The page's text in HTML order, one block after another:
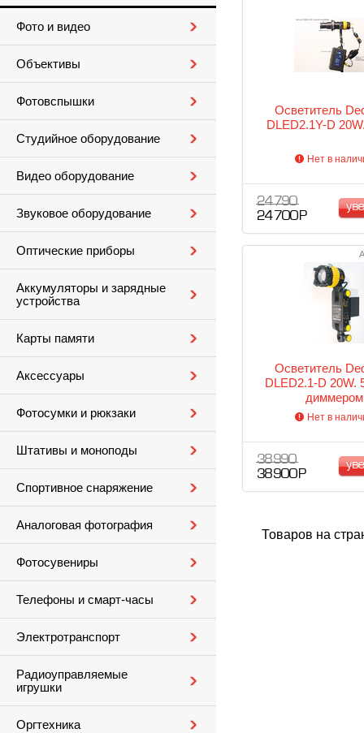
Фото и видео
Объективы
Фотовспышки
Студийное оборудование
Видео оборудование
Звуковое оборудование
Оптические приборы
Аккумуляторы и зарядные
устройства
Карты памяти
Аксессуары
Фотосумки и рюкзаки
Штативы и моноподы
Спортивное снаряжение
Аналоговая фотография
Фотосувениры
Телефоны и смарт-часы
Электротранспорт
Радиоуправляемые
игрушки
Оргтехника
Осветитель
DLED2.1Y-D
Нет в
24 790
24 700 Р
Осветитель
DLED2.1-D 20W.
диммером
Нет в
38 990
38 900 Р
Товаров на